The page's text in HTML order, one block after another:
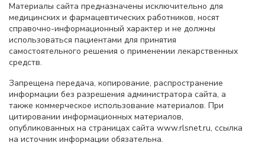
Материалы сайта предназначены исключительно для
медицинских и фармацевтических работников, носят
справочно-информационный характер и не должны
использоваться пациентами для принятия
самостоятельного решения о применении лекарственных
средств.
Запрещена передача, копирование, распространение
информации без разрешения администратора сайта, а
также коммерческое использование материалов. При
цитировании информационных материалов,
опубликованных на страницах сайта www.rlsnet.ru, ссылка
на источник информации обязательна.